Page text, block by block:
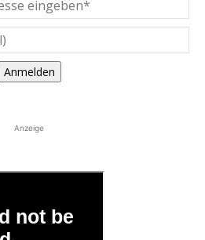
Anmelden
Anzeige